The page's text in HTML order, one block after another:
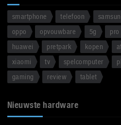
smartphone telefoon
oppo
opvouwbare 5g pro
huawei
pretpark kopen
xiaomi
tv spelcomputer
gaming
review tablet
Nieuwste hardware